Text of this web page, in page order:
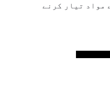
مواد تیار کرنے